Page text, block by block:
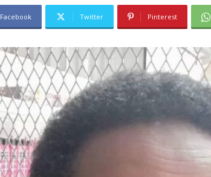
Facebook Twitter Pinterest